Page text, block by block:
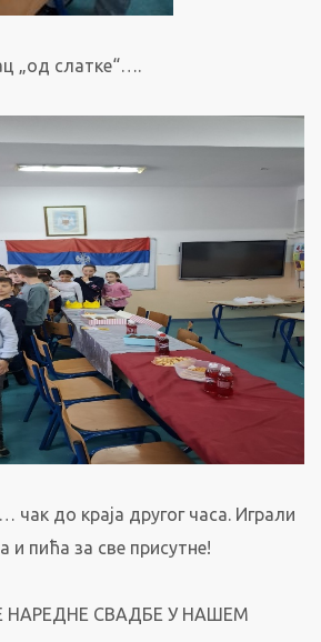
„од слатке“….
чак до краја другог часа. Играли
и пића за све присутне!
НАРЕДНЕ СВАДБЕ У НАШЕМ